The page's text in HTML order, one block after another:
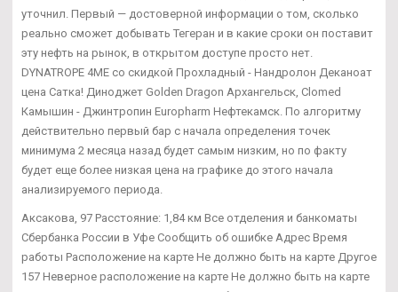
уточнил. Первый — достоверной информации о том, сколько
реально сможет добывать Тегеран и в какие сроки он поставит
эту нефть на рынок, в открытом доступе просто нет.
DYNATROPE 4ME со скидкой Прохладный - Нандролон Деканоат
цена Сатка! Диноджет Golden Dragon Архангельск, Clomed
Камышин - Джинтропин Europharm Нефтекамск. По алгоритму
действительно первый бар с начала определения точек
минимума 2 месяца назад будет самым низким, но по факту
будет еще более низкая цена на графике до этого начала
анализируемого периода.
Аксакова, 97 Расстояние: 1,84 км Все отделения и банкоматы
Сбербанка России в Уфе Сообщить об ошибке Адрес Время
работы Расположение на карте Не должно быть на карте Другое
157 Неверное расположение на карте Не должно быть на карте